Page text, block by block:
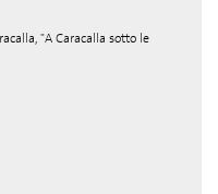
"A Caracalla sotto le